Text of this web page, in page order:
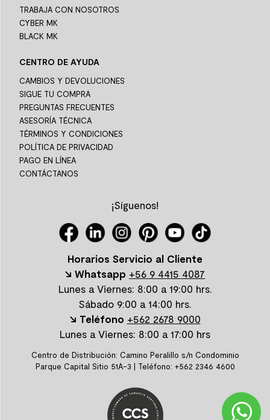
TRABAJA CON NOSOTROS
CYBER MK
BLACK MK
CENTRO DE AYUDA
CAMBIOS Y DEVOLUCIONES
SIGUE TU COMPRA
PREGUNTAS FRECUENTES
ASESORÍA TÉCNICA
TÉRMINOS Y CONDICIONES
POLÍTICA DE PRIVACIDAD
PAGO EN LÍNEA
CONTÁCTANOS
¡Síguenos!
Horarios Servicio al Cliente
↘ Whatsapp +56 9 4415 4087
Lunes a Viernes: 8:00 a 19:00 hrs.
Sábado 9:00 a 14:00 hrs.
↘ Teléfono +562 2678 9000
Lunes a Viernes: 8:00 a 17:00 hrs
Centro de Distribución: Camino Peralillo s/n Condominio
Parque Capital Sitio 51A-3 | Teléfono: +562 2346 4600